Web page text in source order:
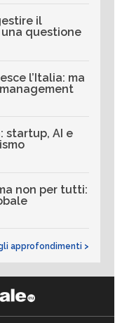
il
questione
l’Italia: ma
startup, AI e
non per tutti:
approfondimenti >